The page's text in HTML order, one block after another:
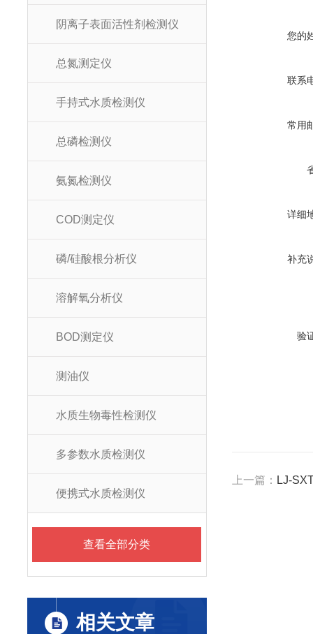
阴离子表面活性剂检测仪
总氮测定仪
手持式水质检测仪
总磷检测仪
氨氮检测仪
COD测定仪
磷/硅酸根分析仪
溶解氧分析仪
BOD测定仪
测油仪
水质生物毒性检测仪
多参数水质检测仪
便携式水质检测仪
查看全部分类
相关文章
您的
联系
常用
详细
补充
验
上一篇： LJ-